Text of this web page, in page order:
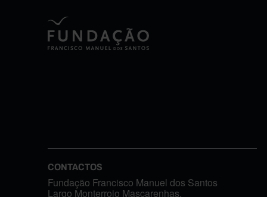
CONTACTOS
Fundação Francisco Manuel dos Santos
Largo Monterroio Mascarenhas,